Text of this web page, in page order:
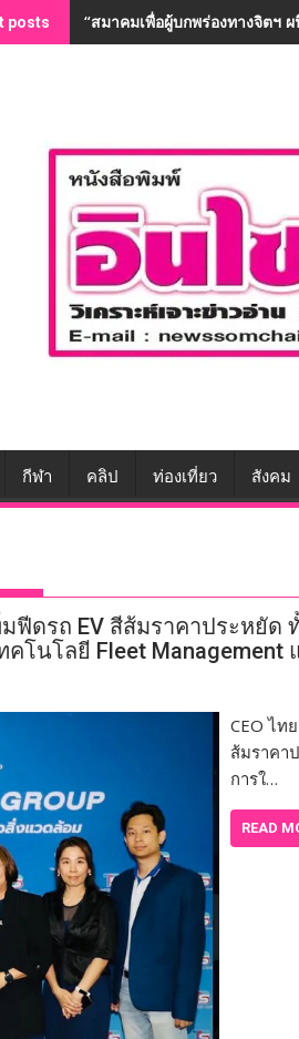
posts “สมาคมเพื่อผู้บกพร่องทางจิตฯ
กีฬา คลิป ท่องเที่ยว สังคม
มฟีดรถ EV สีส้มราคาประหยั
คโนโลยี Fleet
CEO ไท
ส้มราคา
การใ…
READ